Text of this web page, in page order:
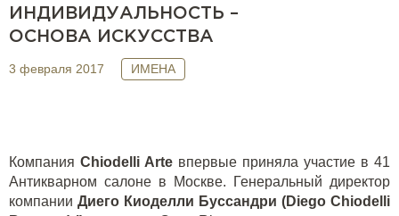
ИНДИВИДУАЛЬНОСТЬ –
ОСНОВА ИСКУССТВА
3 февраля 2017 ИМЕНА
Компания Сhiodelli Arte впервые приняла участие в 41
Антикварном салоне в Москве. Генеральный директор
компании Диего Киоделли Буссандри (Diego Chiodelli